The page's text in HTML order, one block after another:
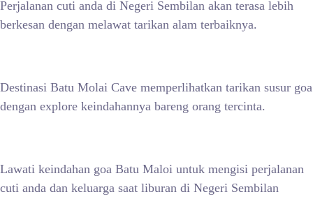
Perjalanan cuti anda di Negeri Sembilan akan terasa lebih
berkesan dengan melawat tarikan alam terbaiknya.
Destinasi Batu Molai Cave memperlihatkan tarikan susur goa
dengan explore keindahannya bareng orang tercinta.
Lawati keindahan goa Batu Maloi untuk mengisi perjalanan
cuti anda dan keluarga saat liburan di Negeri Sembilan